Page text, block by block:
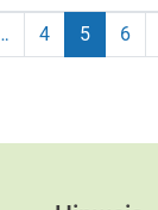
Gehe zu Seite
4 Aktuelle
5 6